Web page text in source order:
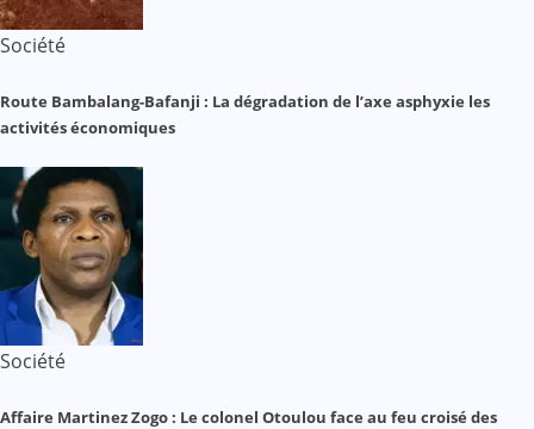
Société
Route Bambalang-Bafanji : La dégradation de l’axe asphyxie les
activités économiques
Société
Affaire Martinez Zogo : Le colonel Otoulou face au feu croisé des